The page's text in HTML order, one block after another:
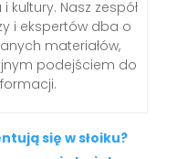
kultury. Nasz zespół
i ekspertów dba o
materiałów,
podejściem do
się w słoiku?